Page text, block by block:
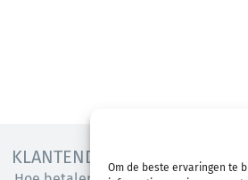
Om de beste ervaringen te
KLANTENDIENST